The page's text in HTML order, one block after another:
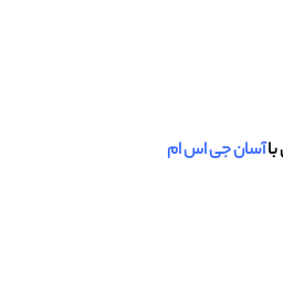
آسان جی اس ام